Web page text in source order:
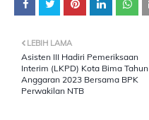
LEBIH LAMA
Asisten III Hadiri Pemeriksaan
Interim (LKPD) Kota Bima Tahun
Anggaran 2023 Bersama BPK
Perwakilan NTB